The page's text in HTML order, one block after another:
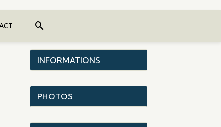
INFORMATIONS
PHOTOS